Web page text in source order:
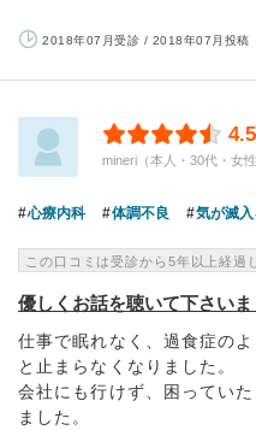
2018年07月受診 / 2018年07月投稿
4.5
mineri（本人・30代・女
心療内科 体調不良 気が滅
この口コミは受診から5年以上経過
優しくお話を聴いて下さいま
仕事で眠れなく、過食症の
と止まらなくなりました。
会社にも行けず、困ってい
ました。